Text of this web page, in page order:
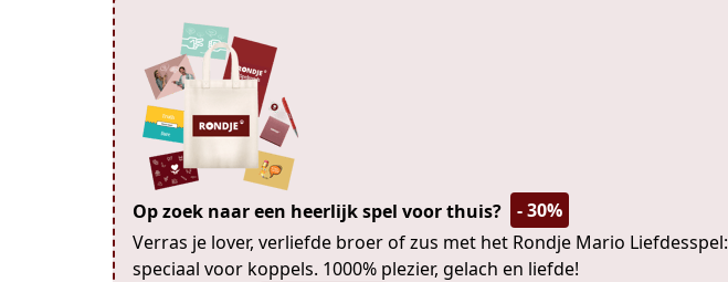
Op zoek naar een heerlijk spel voor thuis?
- 30%
Verras je lover, verliefde broer of zus met het Rondje Mario Liefdesspel:
speciaal voor koppels. 1000% plezier, gelach en liefde!